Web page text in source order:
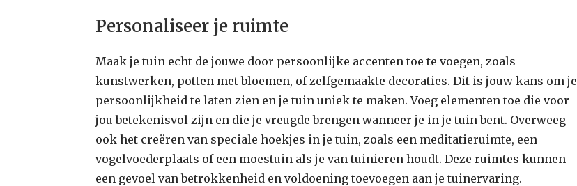
Personaliseer je ruimte
Maak je tuin echt de jouwe door persoonlijke accenten toe te voegen, zoals
kunstwerken, potten met bloemen, of zelfgemaakte decoraties. Dit is jouw kans om je
persoonlijkheid te laten zien en je tuin uniek te maken. Voeg elementen toe die voor
jou betekenisvol zijn en die je vreugde brengen wanneer je in je tuin bent. Overweeg
ook het creëren van speciale hoekjes in je tuin, zoals een meditatieruimte, een
vogelvoederplaats of een moestuin als je van tuinieren houdt. Deze ruimtes kunnen
een gevoel van betrokkenheid en voldoening toevoegen aan je tuinervaring.